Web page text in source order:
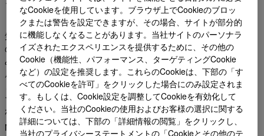
気候が暖かくなってきた今、次シーズンに向けて冷却システム
の清掃について考えましょう。NORKOOL™デグリーザーと組
み合わせて使用するクリーナー。内部配管や機器から鉄や軟金
属の表面で錆やスケールをすべて除去するように設計されてい
ます。システムの例としては、圧縮機エンジン、ボイラーシス
テム、脱水システム、およびラインヒーターの冷却水システム
が挙げられるが、これらに限定されない。
NORKOOL™ クリーナーおよびデグリーザーの無害な処方は、
なCookieを使用しています。ブラウザ上でCookieのブロッ
クまたは警告を設定できますが、その場合、サイトが部分的
に機能しなくなることがあります。当社サイトのパーソナラ
イズされたエクスペリエンスを提供するために、その他の
Cookie（機能性、パフォーマンス、ターゲティングCookie
など）の設定を推奨します。これらのCookieは、下部の「す
べてのCookieを許可」をクリックした場合にのみ設定されま
す。もしくは、Cookie設定を調整してCookieを有効化して
ください。当社のCookieの使用およびお客様の選択に関する
詳細については、下部の「詳細情報の閲覧」をクリックし、
当社のプライバシーステートメントの「Cookieとその他のテ